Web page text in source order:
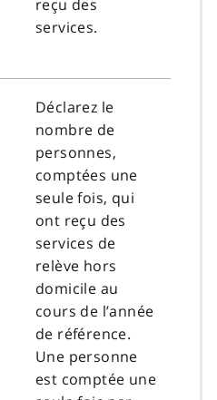
reçu des
services.
Déclarez le
nombre de
personnes,
comptées une
seule fois, qui
ont reçu des
services de
relève hors
domicile au
cours de l’année
de référence.
Une personne
est comptée une